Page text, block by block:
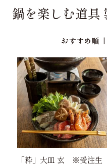
鍋を楽しむ道具
おすすめ順|
「粋」大皿 玄 ※受注生